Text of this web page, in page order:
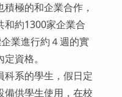
極的和企業合作，
和約1300家企業合
業進行約４週的實
資格。
科系的學生，假日定
備供學生使用，在校